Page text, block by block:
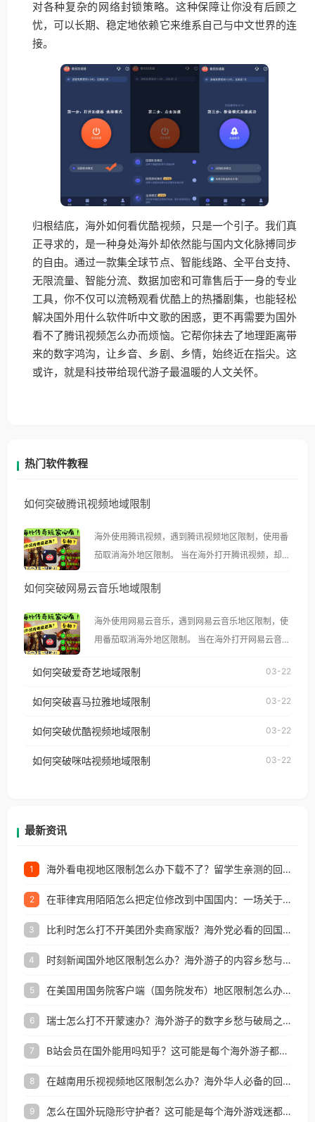
对各种复杂的网络封锁策略。这种保障让你没有后顾之
忧，可以长期、稳定地依赖它来维系自己与中文世界的连
接。
归根结底，海外如何看优酷视频，只是一个引子。我们真
正寻求的，是一种身处海外却依然能与国内文化脉搏同步
的自由。通过一款集全球节点、智能线路、全平台支持、
无限流量、智能分流、数据加密和可靠售后于一身的专业
工具，你不仅可以流畅观看优酷上的热播剧集，也能轻松
解决国外用什么软件听中文歌的困惑，更不再需要为国外
看不了腾讯视频怎么办而烦恼。它帮你抹去了地理距离带
来的数字鸿沟，让乡音、乡剧、乡情，始终近在指尖。这
或许，就是科技带给现代游子最温暖的人文关怀。
热门软件教程
如何突破腾讯视频地域限制
海外使用腾讯视频，遇到腾讯视频地区限制，使用番
茄取消海外地区限制。 当在海外打开腾讯视频，却突
示语。 海外用户如香港、澳门、台湾、美国、加拿
像其他音乐平台一样，出现地区及版权限制问题，且
仅能在中国大陆地区播放。 遇到这个问题的朋友们，
台湾、美国、加拿大、澳大利亚、欧洲等国家和地区
权限制所困扰。
如何突破网易云音乐地域限制
海外使用网易云音乐，遇到网易云音乐地区限制，使
用番茄取消海外地区限制。 当在海外打开网易云音
播放”的提示语。 海外用户如香港、澳门、台湾、美
制问题，且仅能在中国大陆地区播放。 遇到这个问题
户收听网易云音乐地区版权限制」的问题，无论人在
如何突破爱奇艺地域限制 03-22
如何突破喜马拉雅地域限制 03-22
如何突破优酷视频地域限制 03-22
如何突破咪咕视频地域限制 03-22
最新资讯
1 海外看电视地区限制怎么办下载不了？留学生亲测的回国加速方案（附2026世界杯观赛技巧）
2 在菲律宾用陌陌怎么把定位修改到中国国内：一场关于归属感与连接的探索
3 比利时怎么打不开美团外卖商家版？海外党必看的回国加速全攻略
4 时刻新闻国外地区限制怎么办？海外游子的内容乡愁与破局之路
5 在美国用国务院客户端（国务院发布）地区限制怎么办？3步解决海外看国内内容难题
6 瑞士怎么打不开蒙速办？海外游子的数字乡愁与破局之路
7 B站会员在国外能用吗知乎？这可能是每个海外游子都问过的问题
8 在越南用乐视视频地区限制怎么办？海外华人必备的回国加速攻略
9 怎么在国外玩隐形守护者？这可能是每个海外游戏迷都问过的问题